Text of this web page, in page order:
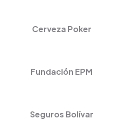
Cerveza Poker
Fundación EPM
Seguros Bolívar